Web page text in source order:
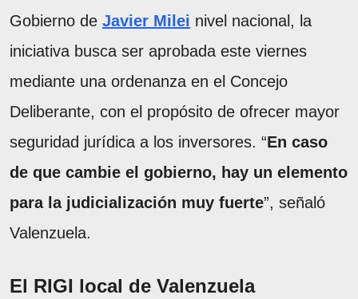
Gobierno de Javier Milei nivel nacional, la
iniciativa busca ser aprobada este viernes
mediante una ordenanza en el Concejo
Deliberante, con el propósito de ofrecer mayor
seguridad jurídica a los inversores. “En caso
de que cambie el gobierno, hay un elemento
para la judicialización muy fuerte”, señaló
Valenzuela.
El RIGI local de Valenzuela